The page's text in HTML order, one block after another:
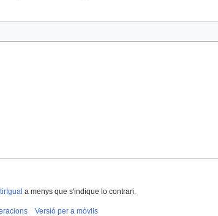
a menys que s'indique lo contrari.
Versió per a mòvils